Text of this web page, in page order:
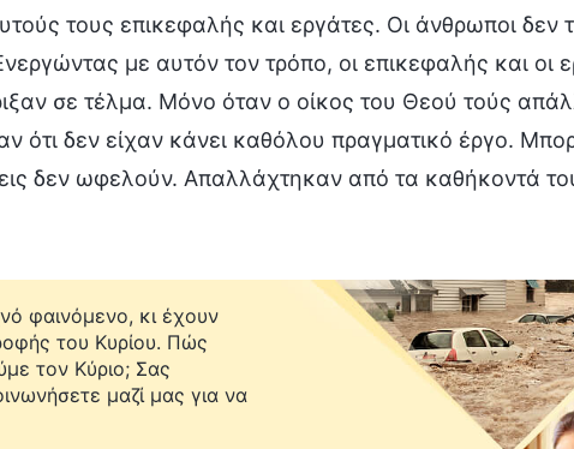
τους επικεφαλής και εργάτες. Οι άνθρωποι δεν
με αυτόν τον τρόπο, οι επικεφαλής και οι
σε τέλμα. Μόνο όταν ο οίκος του Θεού τούς
ότι δεν είχαν κάνει καθόλου πραγματικό έργο.
δεν ωφελούν. Απαλλάχτηκαν από τα καθήκοντά
φαινόμενο, κι έχουν
του Κυρίου. Πώς
τον Κύριο; Σας
μαζί μας για να